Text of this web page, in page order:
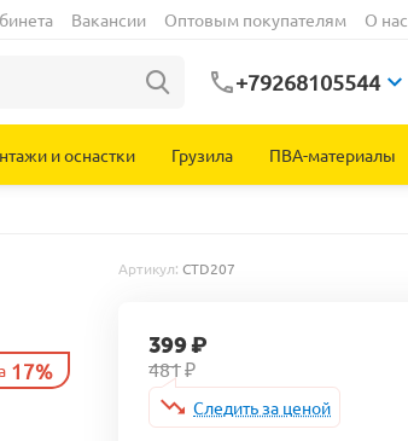
Вакансии Оптовым покупателям О нас
+79268105544
и оснастки Грузила ПВА-материалы
Артикул: CTD207
399₽
481₽
Следить за ценой